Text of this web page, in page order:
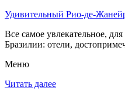
Удивительный Рио-де-
Все самое увлекательное,
Бразилии: отели,
Меню
Читать далее